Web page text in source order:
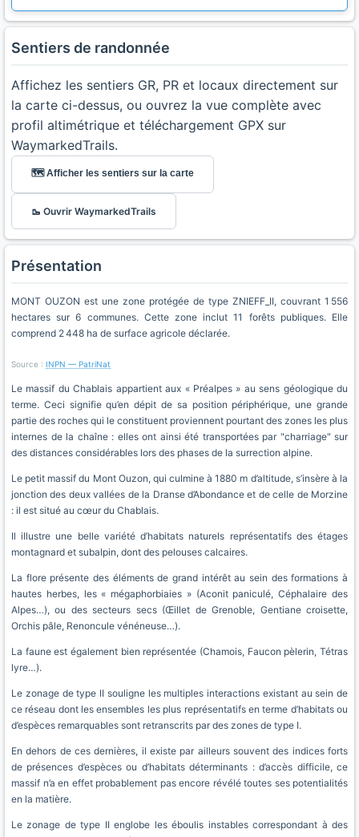
Sentiers de randonnée
Affichez les sentiers GR, PR et locaux directement sur
la carte ci-dessus, ou ouvrez la vue complète avec
profil altimétrique et téléchargement GPX sur
WaymarkedTrails.
🗺️ Afficher les sentiers sur la carte
🥾 Ouvrir WaymarkedTrails
Présentation
MONT OUZON est une zone protégée de type ZNIEFF_II, couvrant 1 556
hectares sur 6 communes. Cette zone inclut 11 forêts publiques. Elle
comprend 2 448 ha de surface agricole déclarée.
Source : INPN — PatriNat
Le massif du Chablais appartient aux « Préalpes » au sens géologique du
terme. Ceci signifie qu’en dépit de sa position périphérique, une grande
partie des roches qui le constituent proviennent pourtant des zones les plus
internes de la chaîne : elles ont ainsi été transportées par "charriage" sur
des distances considérables lors des phases de la surrection alpine.
Le petit massif du Mont Ouzon, qui culmine à 1880 m d’altitude, s’insère à la
jonction des deux vallées de la Dranse d’Abondance et de celle de Morzine
: il est situé au cœur du Chablais.
Il illustre une belle variété d’habitats naturels représentatifs des étages
montagnard et subalpin, dont des pelouses calcaires.
La flore présente des éléments de grand intérêt au sein des formations à
hautes herbes, les « mégaphorbiaies » (Aconit paniculé, Céphalaire des
Alpes…), ou des secteurs secs (Œillet de Grenoble, Gentiane croisette,
Orchis pâle, Renoncule vénéneuse…).
La faune est également bien représentée (Chamois, Faucon pèlerin, Tétras
lyre…).
Le zonage de type II souligne les multiples interactions existant au sein de
ce réseau dont les ensembles les plus représentatifs en terme d’habitats ou
d’espèces remarquables sont retranscrits par des zones de type I.
En dehors de ces dernières, il existe par ailleurs souvent des indices forts
de présences d’espèces ou d’habitats déterminants : d’accès difficile, ce
massif n’a en effet probablement pas encore révélé toutes ses potentialités
en la matière.
Le zonage de type II englobe les éboulis instables correspondant à des